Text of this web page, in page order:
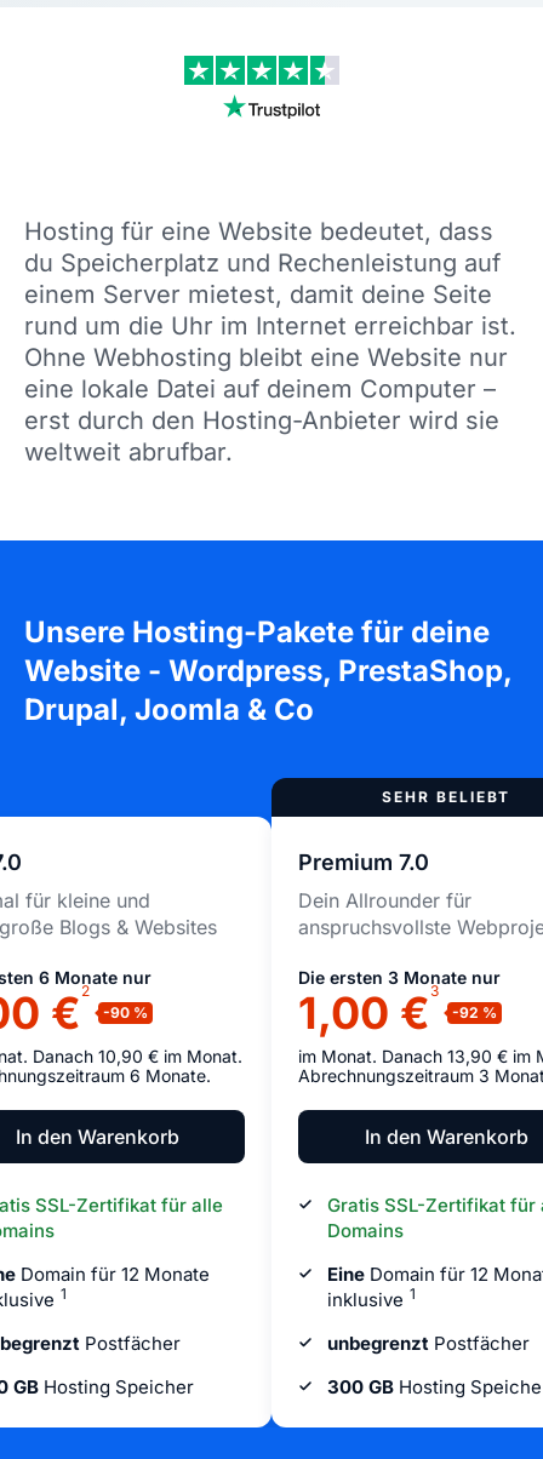
Hosting für eine Website bedeutet, dass
du Speicherplatz und Rechenleistung auf
einem Server mietest, damit deine Seite
rund um die Uhr im Internet erreichbar ist.
Ohne Webhosting bleibt eine Website nur
eine lokale Datei auf deinem Computer –
erst durch den Hosting-Anbieter wird sie
weltweit abrufbar.
Unsere Hosting-Pakete für deine
Website - Wordpress, PrestaShop,
Drupal, Joomla & Co
für kleine und
Blogs & Websites
6 Monate nur
€ 2
Danach 10,90 € im Monat.
6 Monate.
In den Warenkorb
SSL-Zertifikat für alle
Domain für 12 Monate
1
Postfächer
GB Hosting Speicher
Premium 7.0
Dein Allrounder für
anspruchsvollste
Die ersten 3 Monate nur
1,00 €3
im Monat. Danach 13,90 € im
Abrechnungszeitraum 3
In den Warenkorb
Gratis SSL-Zertifikat für
Domains
Eine Domain für 12
inklusive 1
unbegrenzt Postfächer
300 GB Hosting